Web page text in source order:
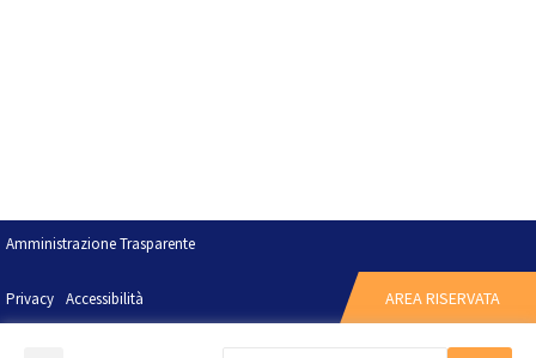
Amministrazione Trasparente
Privacy Accessibilità AREA RISERVATA